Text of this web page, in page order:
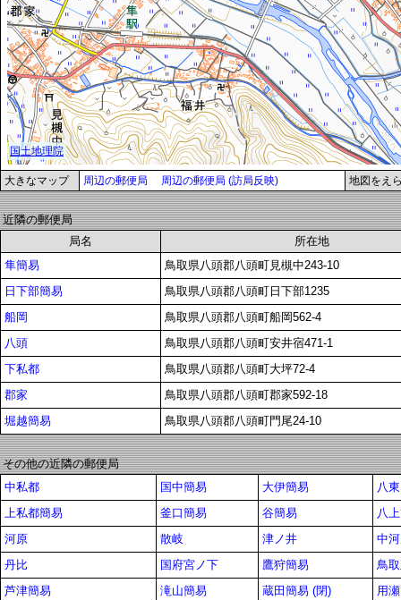
大きなマップ 周辺の郵便局 周辺の郵便局 (訪局反映) 地図をえ
近隣の郵便局
局名
所在地
隼簡易
鳥取県八頭郡八頭町見槻中243-10
日下部簡易
鳥取県八頭郡八頭町日下部1235
船岡
鳥取県八頭郡八頭町船岡562-4
八頭
鳥取県八頭郡八頭町安井宿471-1
下私都
鳥取県八頭郡八頭町大坪72-4
郡家
鳥取県八頭郡八頭町郡家592-18
堀越簡易
鳥取県八頭郡八頭町門尾24-10
その他の近隣の郵便局
中私都
国中簡易 大伊簡易
八東
上私都簡易
釜口簡易 谷簡易
八
河原
散岐 津ノ井
中
丹比
国府宮ノ下 鷹狩簡易
鳥
芦津簡易
滝山簡易 蔵田簡易 (閉)
用瀬